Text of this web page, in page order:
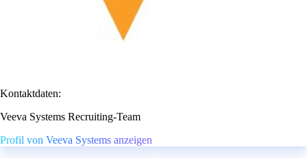
Kontaktdaten:
Veeva Systems Recruiting-Team
Profil von Veeva Systems anzeigen